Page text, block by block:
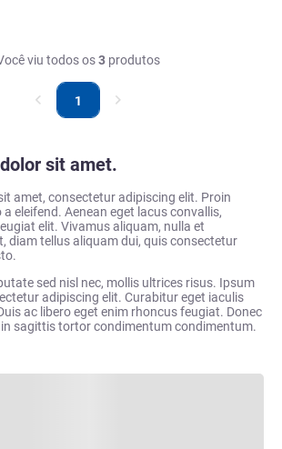
viu todos os3 produtos
1
sit amet.
amet, consectetur adipiscing elit. Proin
eleifend. Aenean eget lacus convallis,
elit. Vivamus aliquam, nulla et
diam tellus aliquam dui, quis consectetur
sed nisl nec, mollis ultrices risus. Ipsum
adipiscing elit. Curabitur eget iaculis
ac libero eget enim rhoncus feugiat. Donec
sagittis tortor condimentum condimentum.